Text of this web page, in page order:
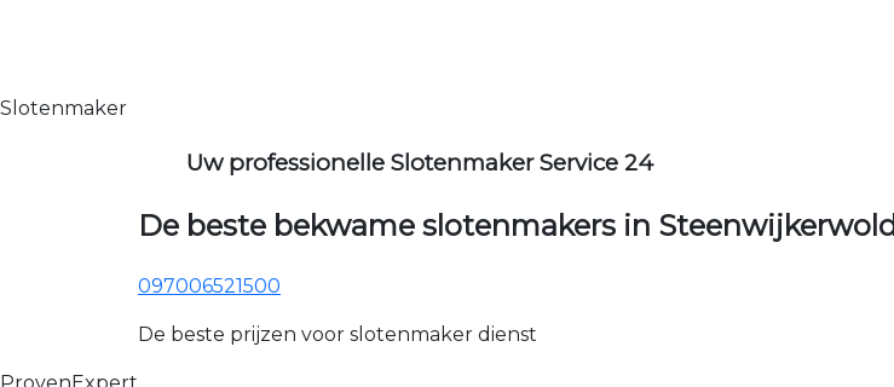
Slotenmaker
Uw professionelle Slotenmaker Service 24
De beste bekwame slotenmakers in Steenwijkerwold
097006521500
De beste prijzen voor slotenmaker dienst
ProvenExpert